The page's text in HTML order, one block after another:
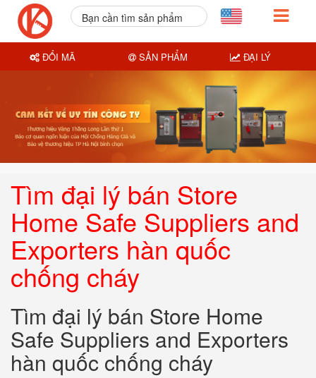
Tìm đại lý bán Store
Home Safe Suppliers and
Exporters hàn quốc
chống cháy
Tìm đại lý bán Store Home
Safe Suppliers and Exporters
hàn quốc chống cháy
Bạn cần tìm sản phẩm
ĐỔI MÃ SẢN PHẨM ĐẠI LÝ